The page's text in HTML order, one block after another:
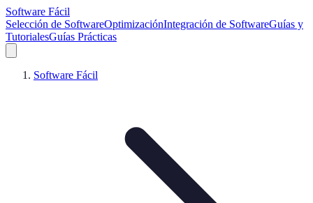
Software Fácil
Selección de SoftwareOptimizaciónIntegración de SoftwareGuías y
TutorialesGuías Prácticas
Software Fácil